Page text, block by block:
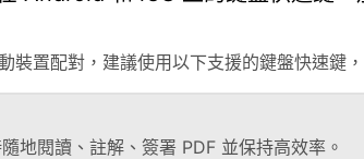
裝置配對，建議使用以下支援的鍵盤快速鍵
地閱讀、註解、簽署 PDF 並保持高效率。